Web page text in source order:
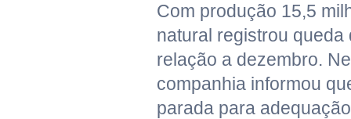
Com produção 15,5
natural registrou queda
relação a dezembro.
companhia informou
parada para